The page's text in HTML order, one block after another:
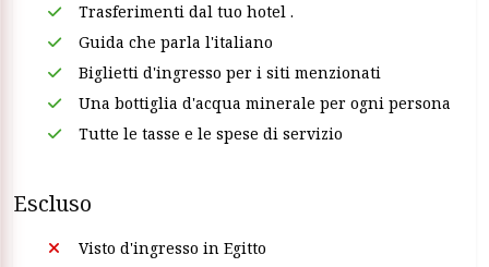
Trasferimenti dal tuo hotel .
Guida che parla l'italiano
Biglietti d'ingresso per i siti menzionati
Una bottiglia d'acqua minerale per ogni persona
Tutte le tasse e le spese di servizio
Escluso
Visto d'ingresso in Egitto